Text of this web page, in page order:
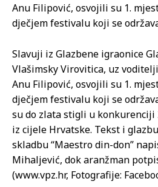
Anu Filipović, osvojili su 1.
dječjem festivalu koji se
Slavuji iz Glazbene igraonice
Vlašimsky Virovitica, uz
Anu Filipović, osvojili su 1.
dječjem festivalu koji se
su do zlata stigli u konkurenciji
iz cijele Hrvatske. Tekst i
skladbu “Maestro din-don”
Mihaljević, dok aranžman
(www.vpz.hr, Fotografije: